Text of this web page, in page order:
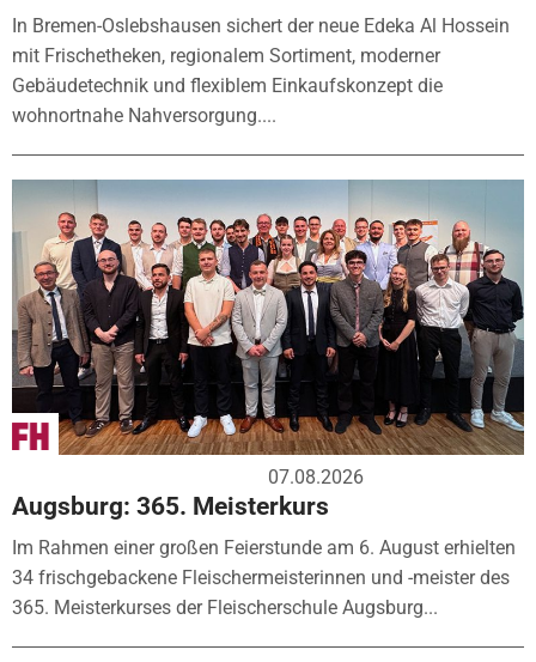
In Bremen-Oslebshausen sichert der neue Edeka Al Hossein
mit Frischetheken, regionalem Sortiment, moderner
Gebäudetechnik und flexiblem Einkaufskonzept die
wohnortnahe Nahversorgung....
07.08.2026
Augsburg: 365. Meisterkurs
Im Rahmen einer großen Feierstunde am 6. August erhielten
34 frischgebackene Fleischermeisterinnen und -meister des
365. Meisterkurses der Fleischerschule Augsburg...